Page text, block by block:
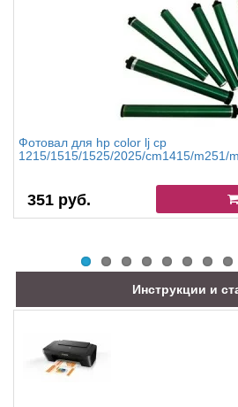
Фотовал для hp color lj cp
1215/1515/1525/2025/cm1415/m251/
351 руб.
Инструкции и